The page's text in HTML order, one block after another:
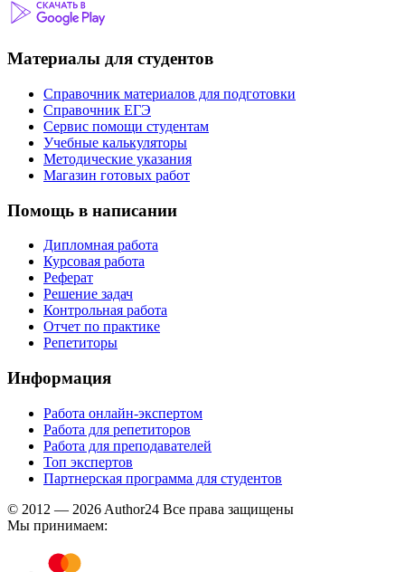
Материалы для студентов
Справочник материалов для подготовки
Справочник ЕГЭ
Сервис помощи студентам
Учебные калькуляторы
Методические указания
Магазин готовых работ
Помощь в написании
Дипломная работа
Курсовая работа
Реферат
Решение задач
Контрольная работа
Отчет по практике
Репетиторы
Информация
Работа онлайн-экспертом
Работа для репетиторов
Работа для преподавателей
Топ экспертов
Партнерская программа для студентов
© 2012 — 2026 Author24 Все права защищены
Мы принимаем: